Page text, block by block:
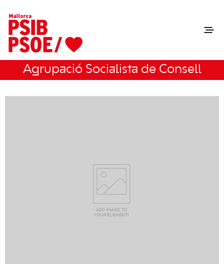
Agrupació Socialista de Consell